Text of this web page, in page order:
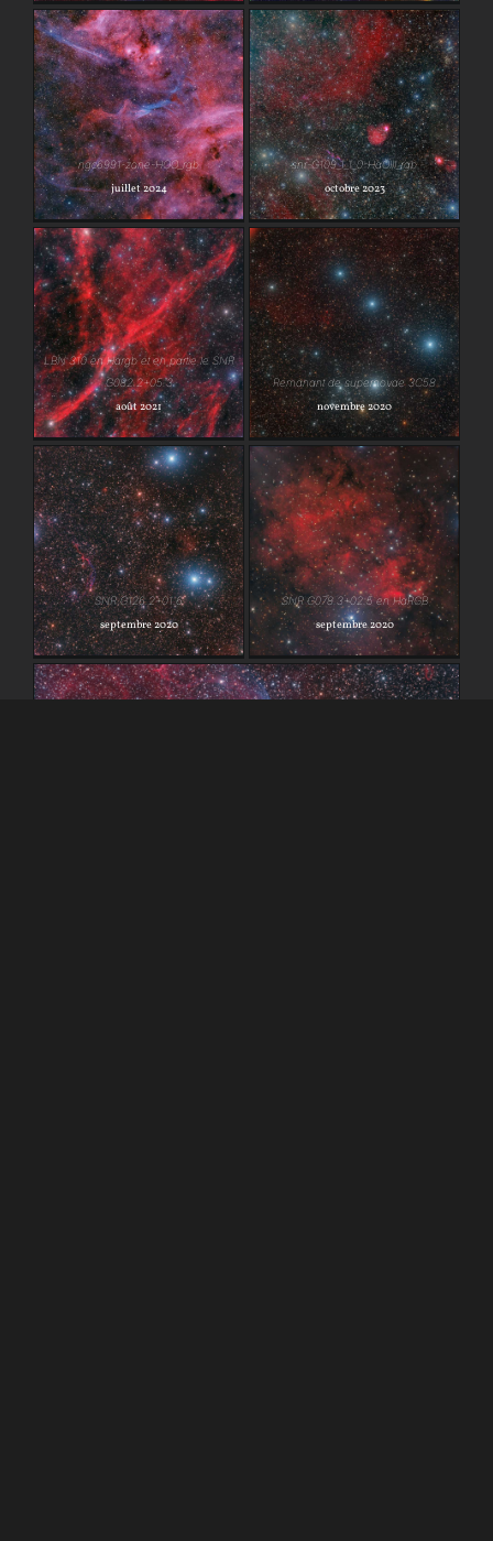
ngc6991-zone-HOO_rgb
ngc6991-zone-HOO_rgb
juillet 2024
snr-G109_1_1_0-
HaOIII_rgb
snr-G109_1_1_0-HaOIII_rgb
octobre 2023
LBN 310 en Hargb et en
partie le SNR
G082.2+05.3
LBN 310 en Hargb et en partie le SNR
G082.2+05.3
août 2021
Remanant de
supernovae 3C58
Remanant de supernovae 3C58
novembre 2020
SNR G126.2+01.6
SNR G126.2+01.6
septembre 2020
SNR G078.3+02.5 en
HaRGB
SNR G078.3+02.5 en HaRGB
septembre 2020